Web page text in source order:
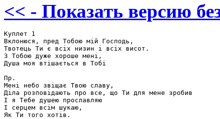
<< - Показать версию
Куплет 1
Вклонюся, пред Тобою мій Господь,
Твотець Ти є всіх низин і всіх висот.
З Тобою дуже хороше мені,
Душа моя втішається в Тобі
Пр.
Мені небо звіщає Твою славу,
Діла розповідають про все, що Ти для мене зробив
І я Тебе душею прославляю
І серцем всім шукаю,
Як Ти того хотів.